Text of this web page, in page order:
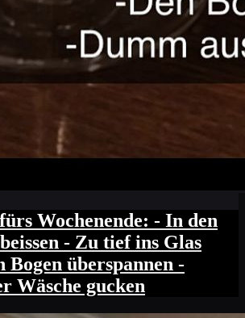
Wochenende: - In den
- Zu tief ins Glas
Bogen überspannen -
Wäsche gucken